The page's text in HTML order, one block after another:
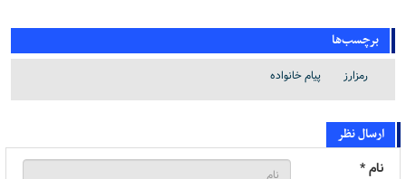
برچسب‌ها
رمزارز پیام خانواده
ارسال نظر
نام *